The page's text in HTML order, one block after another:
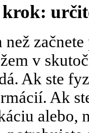
než
v
Ak ste
Ak
alebo,